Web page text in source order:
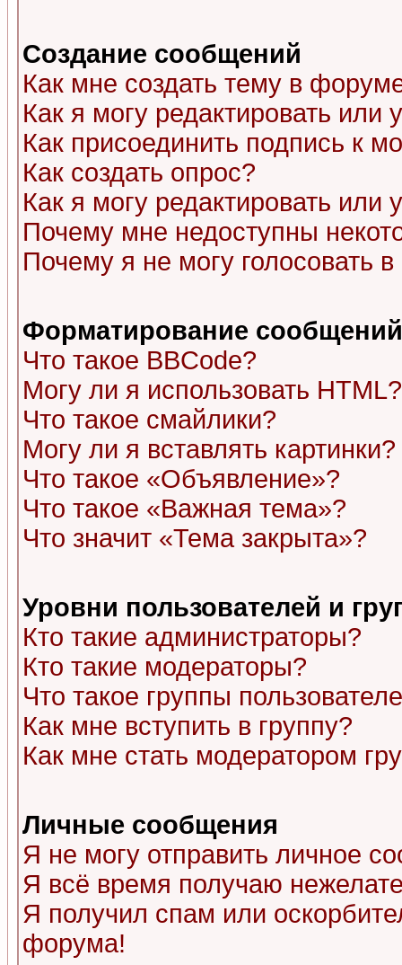
Создание сообщений
Как мне создать тему в
Как я могу редактировать или
Как присоединить подпись к
Как создать опрос?
Как я могу редактировать или
Почему мне недоступны
Почему я не могу голосовать
Форматирование
Что такое BBCode?
Могу ли я использовать HTML?
Что такое смайлики?
Могу ли я вставлять картинки?
Что такое «Объявление»?
Что такое «Важная тема»?
Что значит «Тема закрыта»?
Уровни пользователей и
Кто такие администраторы?
Кто такие модераторы?
Что такое группы
Как мне вступить в группу?
Как мне стать модератором
Личные сообщения
Я не могу отправить личное
Я всё время получаю
Я получил спам или
форума!